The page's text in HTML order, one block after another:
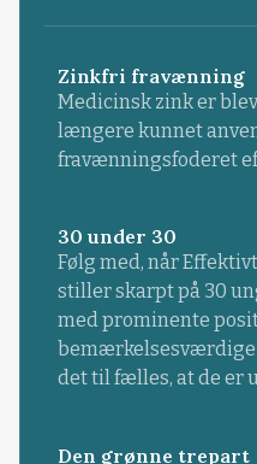
Zinkfri fravænning
Medicinsk zink er
længere kunnet
fravænningsfoderet
30 under 30
Følg med, når
stiller skarpt på 30
med prominente
det til fælles, at de er
Den grønne trepart